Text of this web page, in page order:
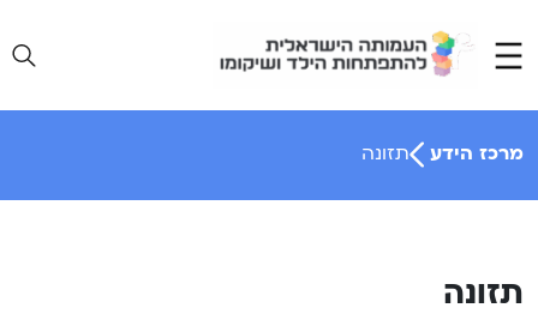
content
מרכז הידע תזונה
תזונה